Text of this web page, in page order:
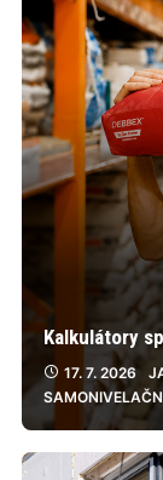
Kalkulátory
17. 7. 2026